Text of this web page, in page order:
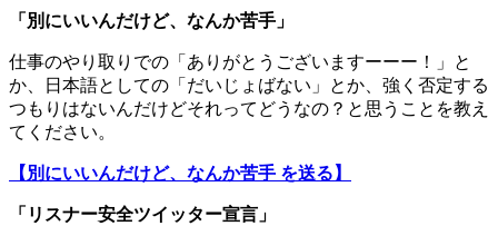
「別にいいんだけど、なんか苦手」
仕事のやり取りでの「ありがとうございますーーー！」と
か、日本語としての「だいじょばない」とか、強く否定する
つもりはないんだけどそれってどうなの？と思うことを教え
てください。
【別にいいんだけど、なんか苦手 を送る】
「リスナー安全ツイッター宣言」